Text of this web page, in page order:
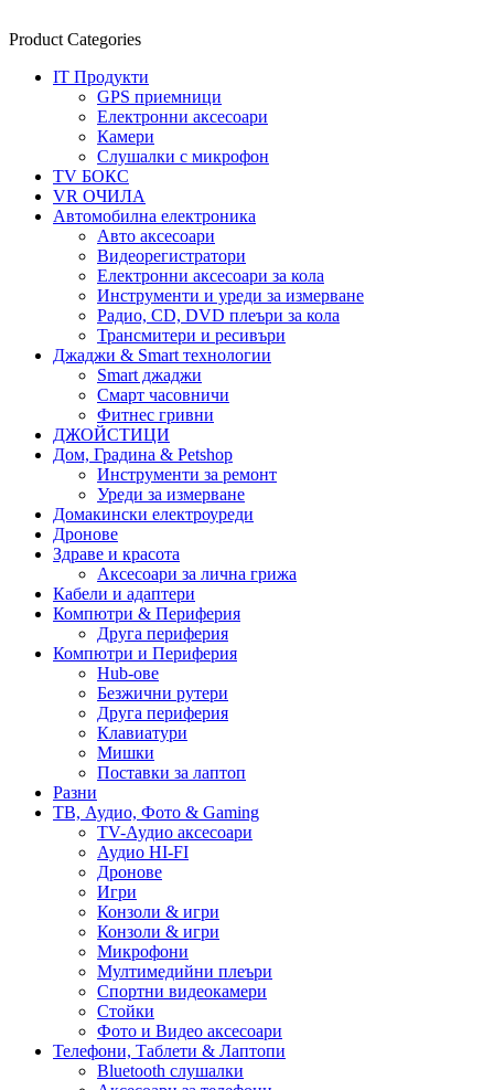
Product Categories
IT Продукти
GPS приемници
Електронни аксесоари
Камери
Слушалки с микрофон
TV БОКС
VR ОЧИЛА
Автомобилна електроника
Авто аксесоари
Видеорегистратори
Електронни аксесоари за кола
Инструменти и уреди за измерване
Радио, CD, DVD плеъри за кола
Трансмитери и ресивъри
Джаджи & Smart технологии
Smart джаджи
Смарт часовничи
Фитнес гривни
ДЖОЙСТИЦИ
Дом, Градина & Petshop
Инструменти за ремонт
Уреди за измерване
Домакински електроуреди
Дронове
Здраве и красота
Аксесоари за лична грижа
Кабели и адаптери
Компютри & Периферия
Друга периферия
Компютри и Периферия
Hub-ове
Безжични рутери
Друга периферия
Клавиатури
Мишки
Поставки за лаптоп
Разни
ТВ, Аудио, Фото & Gaming
TV-Аудио аксесоари
Аудио HI-FI
Дронове
Игри
Конзоли & игри
Конзоли & игри
Микрофони
Мултимедийни плеъри
Спортни видеокамери
Стойки
Фото и Видео аксесоари
Телефони, Таблети & Лаптопи
Bluetooth слушалки